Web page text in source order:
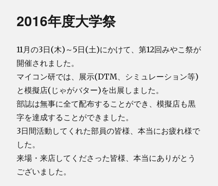
ー
2016年度大学祭
11月の3日(木)～5日(土)にかけて、第12回みやこ祭が
開催されました。
マイコン研では、展示(DTM、シミュレーション等)
と模擬店(じゃがバター)を出展しました。
部誌は無事に全て配布することができ、模擬店も黒
字を達成することができました。
3日間活動してくれた部員の皆様、本当にお疲れ様で
した。
来場・来店してくださった皆様、本当にありがとう
ございました。